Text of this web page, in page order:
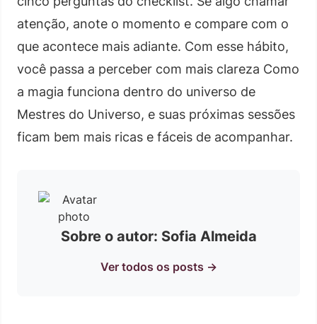
atenção, anote o momento e compare com o
que acontece mais adiante. Com esse hábito,
você passa a perceber com mais clareza Como
a magia funciona dentro do universo de
Mestres do Universo, e suas próximas sessões
ficam bem mais ricas e fáceis de acompanhar.
Sobre o autor: Sofia Almeida
Ver todos os posts →